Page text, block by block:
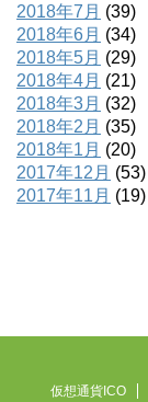
2018年7月 (39)
2018年6月 (34)
2018年5月 (29)
2018年4月 (21)
2018年3月 (32)
2018年2月 (35)
2018年1月 (20)
2017年12月 (53)
2017年11月 (19)
仮想通貨ICO